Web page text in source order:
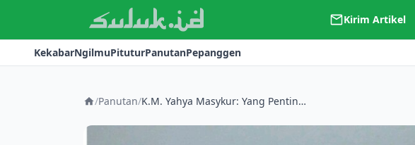
Kirim Artikel
KekabarNgilmuPituturPanutanPepanggen
/Panutan/ K.M. Yahya Masykur: Yang Penting Manut Sama Kiai, Nak!